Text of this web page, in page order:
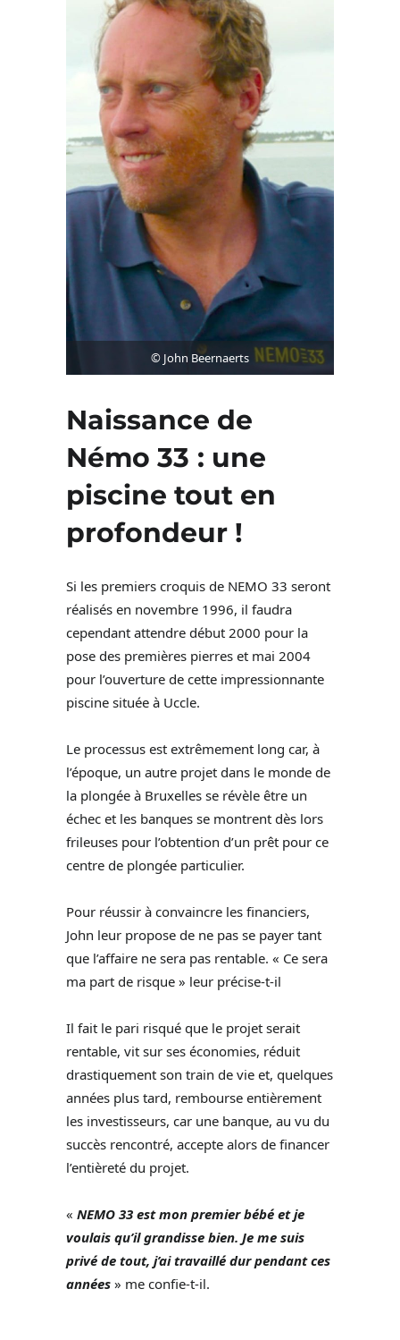
© John Beernaerts
Naissance de
Némo 33 : une
piscine tout en
profondeur !
Si les premiers croquis de NEMO 33 seront
réalisés en novembre 1996, il faudra
cependant attendre début 2000 pour la
pose des premières pierres et mai 2004
pour l’ouverture de cette impressionnante
piscine située à Uccle.
Le processus est extrêmement long car, à
l’époque, un autre projet dans le monde de
la plongée à Bruxelles se révèle être un
échec et les banques se montrent dès lors
frileuses pour l’obtention d’un prêt pour ce
centre de plongée particulier.
Pour réussir à convaincre les financiers,
John leur propose de ne pas se payer tant
que l’affaire ne sera pas rentable. « Ce sera
ma part de risque » leur précise-t-il
Il fait le pari risqué que le projet serait
rentable, vit sur ses économies, réduit
drastiquement son train de vie et, quelques
années plus tard, rembourse entièrement
les investisseurs, car une banque, au vu du
succès rencontré, accepte alors de financer
l’entièreté du projet.
« NEMO 33 est mon premier bébé et je
voulais qu’il grandisse bien. Je me suis
privé de tout, j’ai travaillé dur pendant ces
années » me confie-t-il.